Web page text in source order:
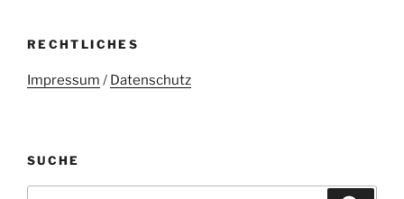
RECHTLICHES
Impressum / Datenschutz
SUCHE